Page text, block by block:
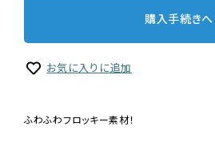
購入手続きへ
お気に入りに追加
ふわふわフロッキー素材！